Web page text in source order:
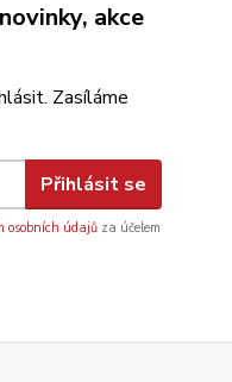
akce
Zasíláme
Přihlásit se
osobních údajů za účelem